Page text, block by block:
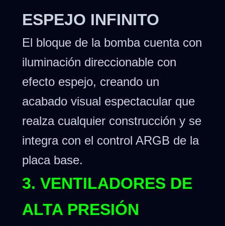
ESPEJO INFINITO
El bloque de la bomba cuenta con
iluminación direccionable con
efecto espejo, creando un
acabado visual espectacular que
realza cualquier construcción y se
integra con el control ARGB de la
placa base.
3. VENTILADORES DE
ALTA PRESIÓN